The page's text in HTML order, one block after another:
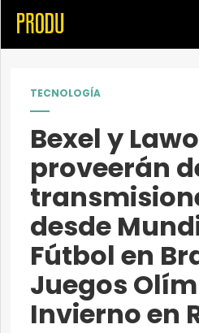
TECNOLOGÍA
Bexel y Lawo
proveerán
desde
Fútbol en
Juegos
Invierno en